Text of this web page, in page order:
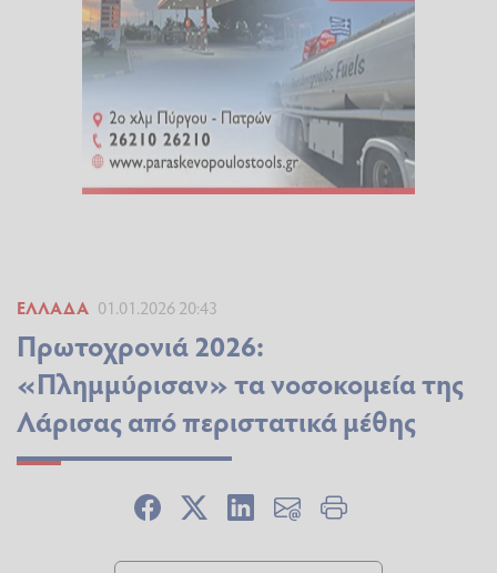
ΕΛΛΆΔΑ 01.01.2026 20:43
Πρωτοχρονιά 2026:
«Πλημμύρισαν» τα νοσοκομεία της
Λάρισας από περιστατικά μέθης